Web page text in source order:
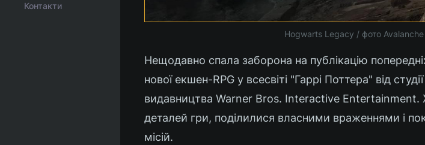
Контакти
Hogwarts Legacy / фото
Нещодавно спала заборона на публікацію
нової екшен-RPG у всесвіті "Гаррі Поттера" від
видавництва Warner Bros. Interactive Entertainment.
деталей гри, поділилися власними враженнями і
місій.